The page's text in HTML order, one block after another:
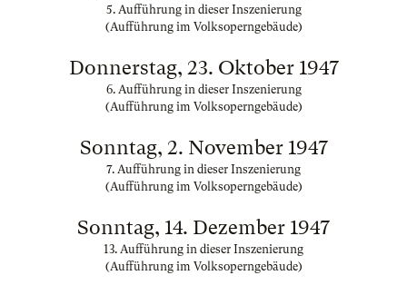
5. Aufführung in dieser Inszenierung
(Aufführung im Volksoperngebäude)
Donnerstag, 23. Oktober 1947
6. Aufführung in dieser Inszenierung
(Aufführung im Volksoperngebäude)
Sonntag, 2. November 1947
7. Aufführung in dieser Inszenierung
(Aufführung im Volksoperngebäude)
Sonntag, 14. Dezember 1947
13. Aufführung in dieser Inszenierung
(Aufführung im Volksoperngebäude)